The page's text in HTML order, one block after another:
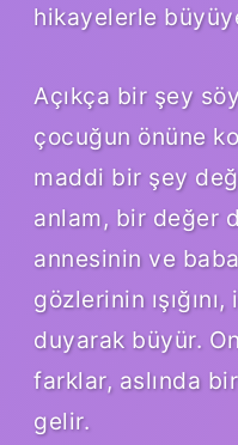
hikayelerle
Açıkça bir şey
çocuğun önüne
maddi bir şey
anlam, bir değer
annesinin ve
gözlerinin
duyarak büyür.
farklar, aslında
gelir.